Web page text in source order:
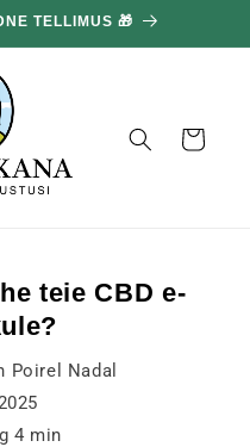
TELLIMUS 🎁
Korv
teie CBD e-
Poirel Nadal
4 min